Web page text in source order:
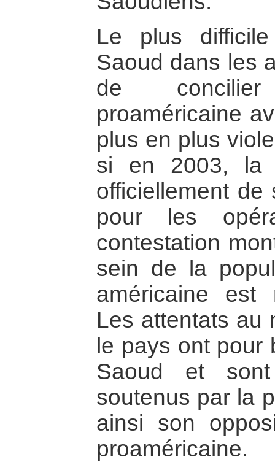
Le plus
Saoud dans les
de
proaméricaine
plus en plus
si en 2003, la
officiellement de
pour les
contestation
sein de la
américaine est
Les attentats au
le pays ont pour
Saoud et
soutenus par la
ainsi son
proaméricaine.